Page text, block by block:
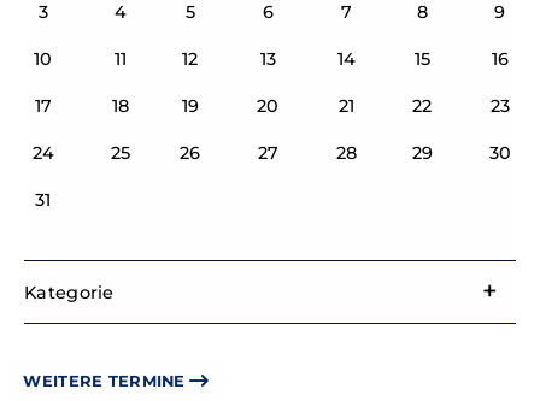
WEITERE TERMINE
3 4 5 6 7 8 9
10 11 12 13 14 15 16
17 18 19 20 21 22 23
24 25 26 27 28 29 30
31
Kategorie